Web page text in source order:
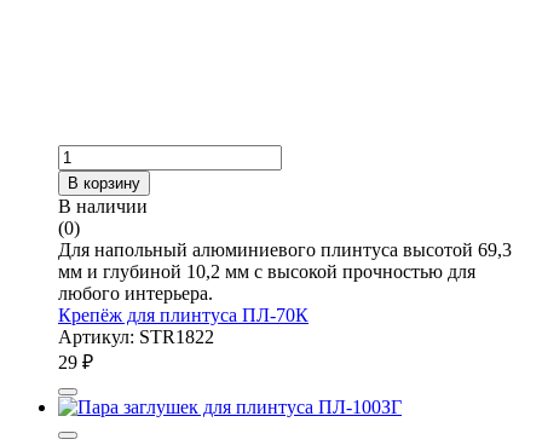
В корзину
В наличии
(0)
Для напольный алюминиевого плинтуса высотой 69,3
мм и глубиной 10,2 мм с высокой прочностью для
любого интерьера.
Крепёж для плинтуса ПЛ-70К
Артикул: STR1822
29 ₽